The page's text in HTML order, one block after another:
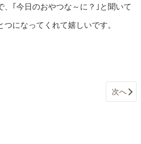
｢今日のおやつな～に？｣と聞いて
になってくれて嬉しいです。
次へ